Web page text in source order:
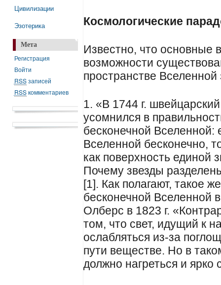
Цивилизации
Эзотерика
Мета
Регистрация
Войти
RSSзаписей
RSSкомментариев
Космологические
Известно, что основные
возможности
пространстве
1. «В 1744 г.
усомнился в
бесконечной Вселенной:
Вселенной бесконечно,
как поверхность единой
Почему звезды
[1]. Как полагают, такое
бесконечной Вселенной
Олберс в 1823 г.
том, что свет, идущий к
ослабляться из-за
пути веществе. Но в
должно нагреться и ярко